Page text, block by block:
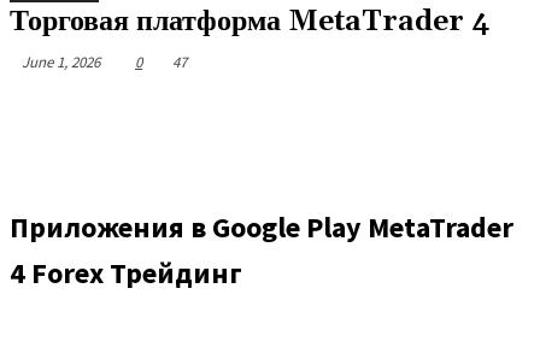
Торговая платформа MetaTrader 4
June 1, 2026 0 47
Приложения в Google Play MetaTrader
4 Forex Трейдинг